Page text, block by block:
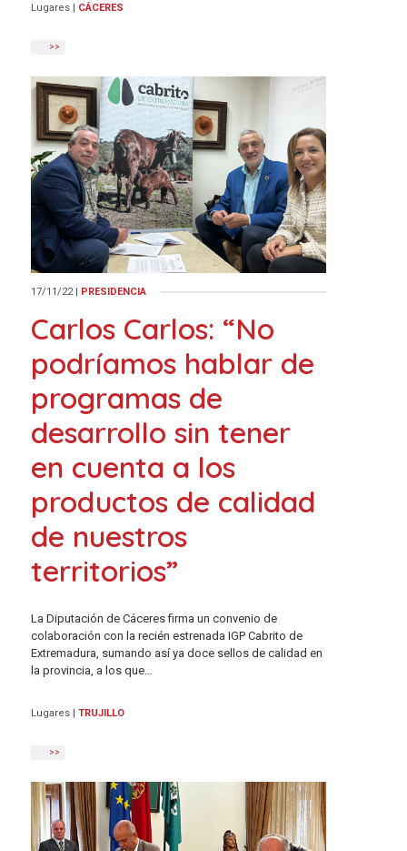
Lugares | CÁCERES
>>
17/11/22 | PRESIDENCIA
Carlos Carlos: “No
podríamos hablar de
programas de
desarrollo sin tener
en cuenta a los
productos de calidad
de nuestros
territorios”
La Diputación de Cáceres firma un convenio de
colaboración con la recién estrenada IGP Cabrito de
Extremadura, sumando así ya doce sellos de calidad en
la provincia, a los que…
Lugares TRUJILLO
>>